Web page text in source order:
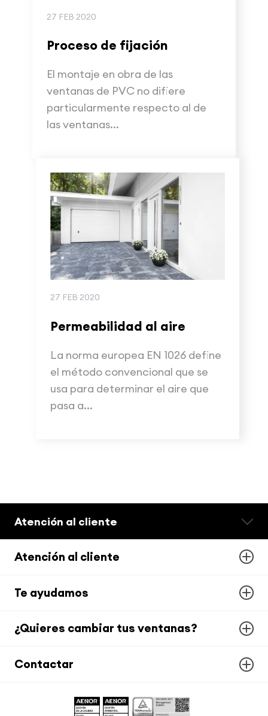
27 FEB 2020
Proceso de fijación
El montaje en obra de las
ventanas de PVC no difiere
particularmente respecto al de
las ventanas...
27 FEB 2020
Permeabilidad al aire
La norma europea EN 1026 define
el método convencional que se
usa para determinar el aire que
pasa a...
Atención al cliente
Atención al cliente
Te ayudamos
¿Quieres cambiar tus ventanas?
Contactar